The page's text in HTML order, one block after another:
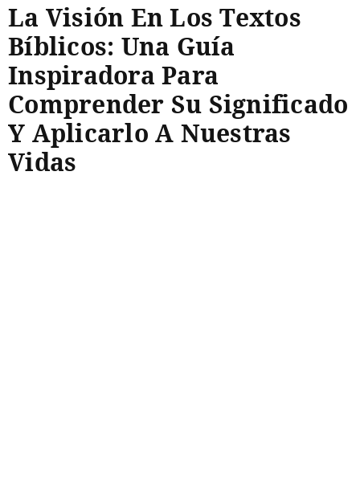
La Visión En Los Textos
Bíblicos: Una Guía
Inspiradora Para
Comprender Su Significado
Y Aplicarlo A Nuestras
Vidas